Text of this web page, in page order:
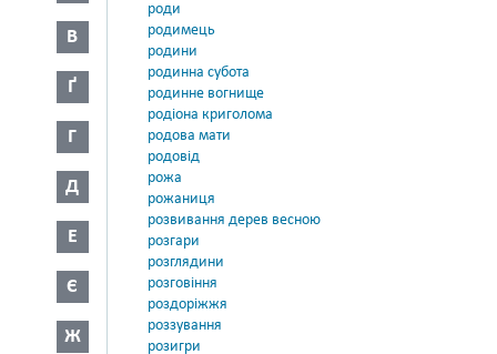
В
Ґ
Г
Д
Е
Є
Ж
роди
родимець
родини
родинна субота
родинне вогнище
родіона криголома
родова мати
родовід
рожа
рожаниця
розвивання дерев весною
розгари
розглядини
розговіння
роздоріжжя
роззування
розигри